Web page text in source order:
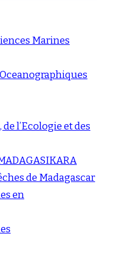
Marines
l’Ecologie et des
de Madagascar
en